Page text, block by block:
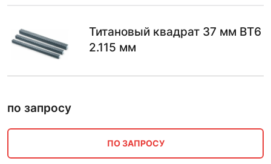
Титановый квадрат 37 мм ВТ6
2.115 мм
по запросу
ПО ЗАПРОСУ